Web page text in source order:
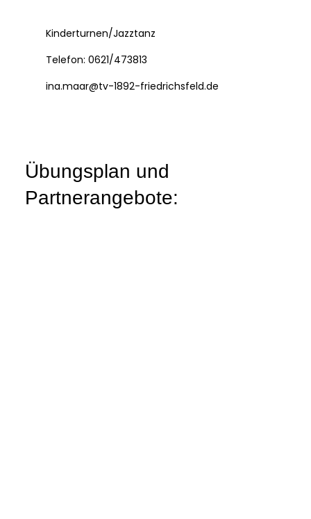
Kinderturnen/Jazztanz
Telefon: 0621/473813
ina.maar@tv-1892-friedrichsfeld.de
Übungsplan und
Partnerangebote: